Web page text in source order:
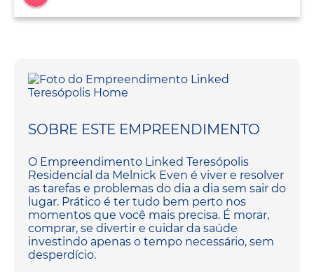
SOBRE ESTE EMPREENDIMENTO
O Empreendimento Linked Teresópolis
Residencial da Melnick Even é viver e resolver
as tarefas e problemas do dia a dia sem sair do
lugar. Prático é ter tudo bem perto nos
momentos que você mais precisa. É morar,
comprar, se divertir e cuidar da saúde
investindo apenas o tempo necessário, sem
desperdício.